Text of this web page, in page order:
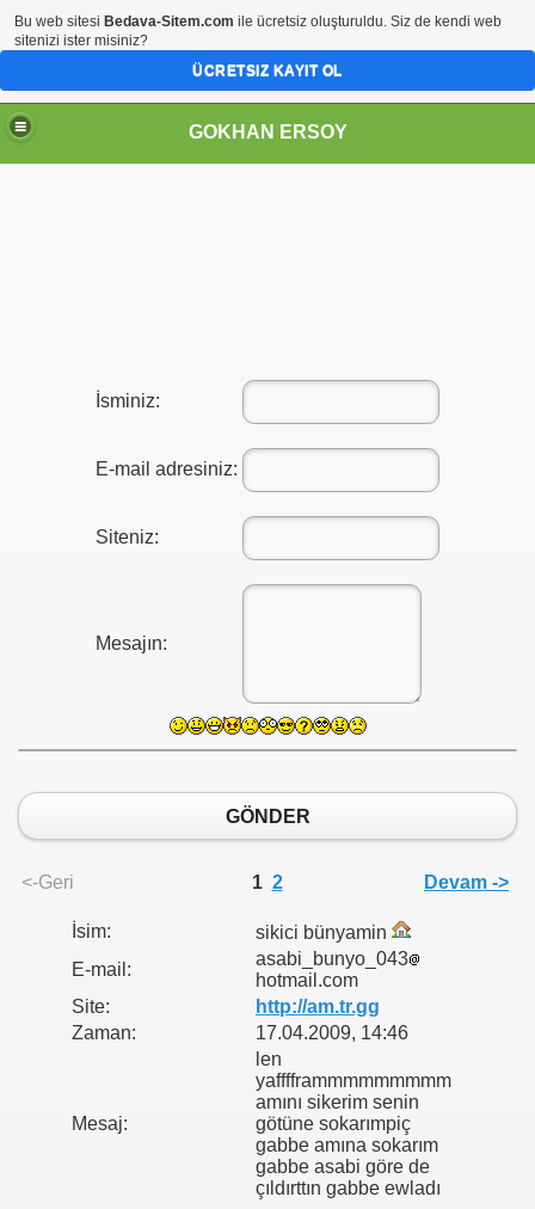
GOKHAN ERSOY
İsminiz:
E-mail adresiniz:
Siteniz:
Mesajın:
GÖNDER
<-Geri 1 2 Devam ->
İsim:
sikici bünyamin
E-mail:
asabi_bunyo_043
hotmail.com
Site:
http://am.tr.gg
Zaman:
17.04.2009, 14:46
Mesaj:
len
yafffframmmmmmmmm
amını sikerim senin
götüne sokarımpiç
gabbe amına sokarım
gabbe asabi göre de
çıldırttın gabbe ewladı
Bu web sitesi Bedava-Sitem.com ile ücretsiz oluşturuldu. Siz de kendi web
sitenizi ister misiniz?
ÜCRETSIZ KAYIT OL